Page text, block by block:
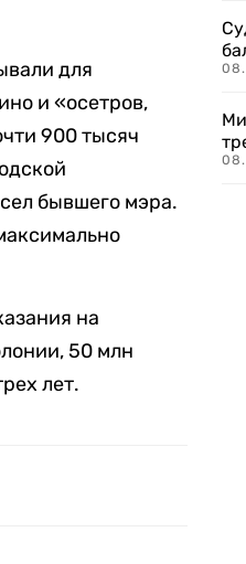
для
и «осетров,
900 тысяч
бывшего мэра.
на
50 млн
лет.